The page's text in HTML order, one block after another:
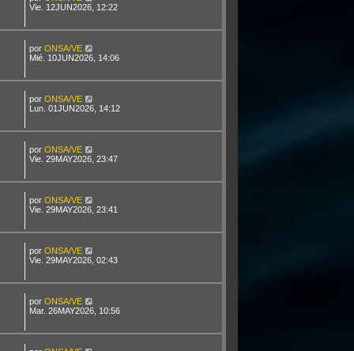
Vie. 12JUN2026, 12:22
por ONSA/VE
Mié. 10JUN2026, 14:06
por ONSA/VE
Lun. 01JUN2026, 14:12
por ONSA/VE
Vie. 29MAY2026, 23:47
por ONSA/VE
Vie. 29MAY2026, 23:41
por ONSA/VE
Vie. 29MAY2026, 02:43
por ONSA/VE
Mar. 26MAY2026, 10:56